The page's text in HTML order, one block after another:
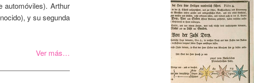
automóviles). Arthur
y su segunda
Ver más…